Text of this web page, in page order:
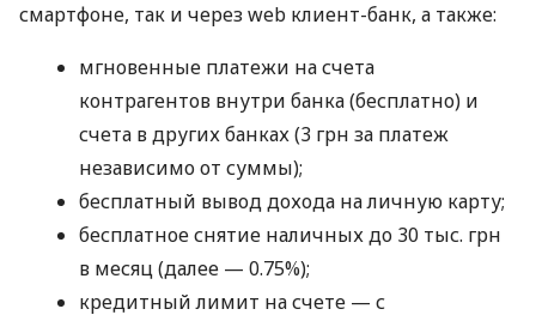
смартфоне, так и через web клиент-банк, а также:
мгновенные платежи на счета
контрагентов внутри банка (бесплатно) и
счета в других банках (3 грн за платеж
независимо от суммы);
бесплатный вывод дохода на личную карту;
бесплатное снятие наличных до 30 тыс. грн
в месяц (далее — 0.75%);
кредитный лимит на счете — с